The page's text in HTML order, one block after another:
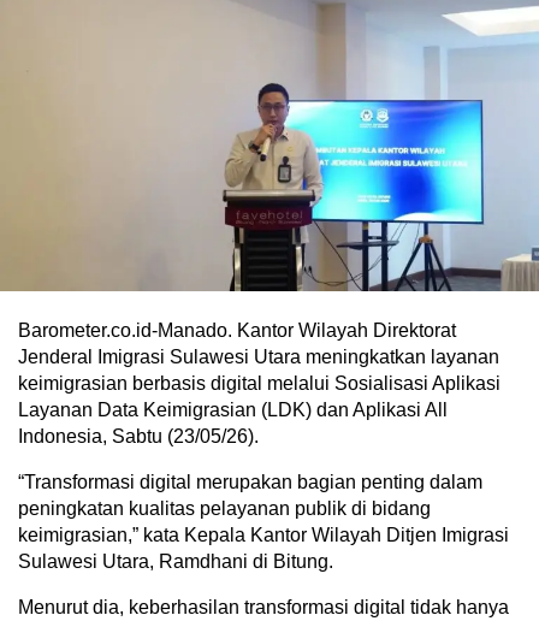
Barometer.co.id-Manado. Kantor Wilayah Direktorat
Jenderal Imigrasi Sulawesi Utara meningkatkan layanan
keimigrasian berbasis digital melalui Sosialisasi Aplikasi
Layanan Data Keimigrasian (LDK) dan Aplikasi All
Indonesia, Sabtu (23/05/26).
“Transformasi digital merupakan bagian penting dalam
peningkatan kualitas pelayanan publik di bidang
keimigrasian,” kata Kepala Kantor Wilayah Ditjen Imigrasi
Sulawesi Utara, Ramdhani di Bitung.
Menurut dia, keberhasilan transformasi digital tidak hanya